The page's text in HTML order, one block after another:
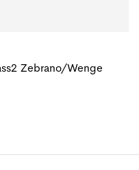
Zebrano/Wenge